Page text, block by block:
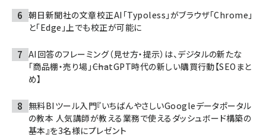
朝日新聞社の文章校正AI「Typoless」がブラウザ「Chrome」
と「Edge」上でも校正が可能に
AI回答のフレーミング（見せ方・提示）は、デジタルの新たな
「商品棚・売り場」――ChatGPT時代の新しい購買行動【SEOまと
め】
無料BIツール入門『いちばんやさしいGoogleデータポータル
の教本 人気講師が教える業務で使えるダッシュボード構築の
基本』を3名様にプレゼント